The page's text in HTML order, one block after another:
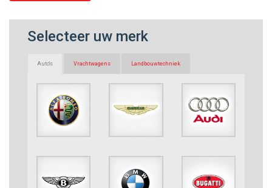
Selecteer uw merk
Auto's Vrachtwagens Landbouwtechniek